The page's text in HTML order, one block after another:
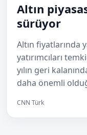
Altın
sürüyor
Altın fiyatlarında
yatırımcıları
yılın geri
daha önemli
CNN Türk